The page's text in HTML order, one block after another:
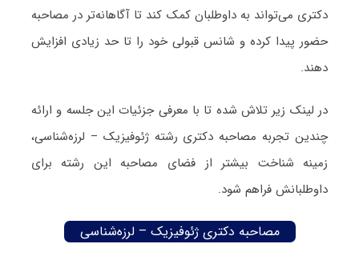
دکتری می‌تواند به داوطلبان کمک کند تا آگاهانه‌تر در مصاحبه
حضور پیدا کرده و شانس قبولی خود را تا حد زیادی افزایش
دهند.
در لینک زیر تلاش شده تا با معرفی جزئیات این جلسه و ارائه
چندین تجربه مصاحبه دکتری رشته ژئوفیزیک – لرزه‌شناسی،
زمینه شناخت بیشتر از فضای مصاحبه این رشته برای
داوطلبانش فراهم شود.
مصاحبه دکتری ژئوفیزیک – لرزه‌شناسی